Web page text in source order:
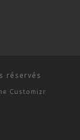
réservés
Customizr